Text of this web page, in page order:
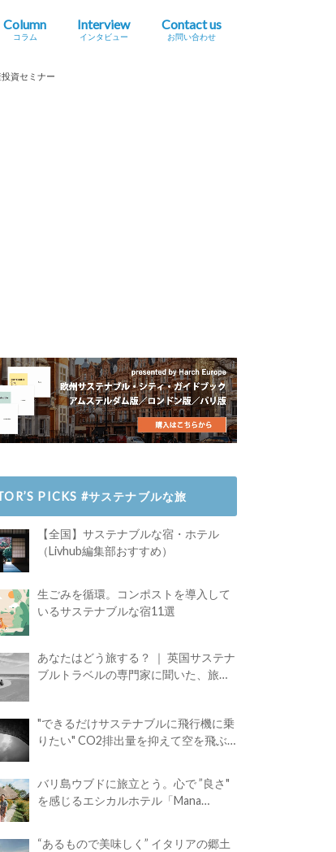
Column
コラム
Interview
インタビュー
Contact us
お問い合わせ
資セミナー
PICKS #サステナブルな旅
【全国】サステナブルな宿・ホテル
（Livhub編集部おすすめ）
生ごみを循環。コンポストを導入して
いるサステナブルな宿11選
あなたはどう旅する？ ｜ 英国サステナ
ブルトラベルの専門家に聞いた、旅の
"できるだけサステナブルに飛行機に乗
りたい" CO2排出量を抑えて空を飛ぶ
バリ島ウブドに旅立とう。心で ”良さ"
を感じるエシカルホテル「Mana
“あるもので美味しく” イタリアの郷土